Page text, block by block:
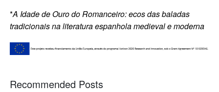
*A Idade de Ouro do Romanceiro: ecos das baladas
tradicionais na literatura espanhola medieval e moderna
Recommended Posts